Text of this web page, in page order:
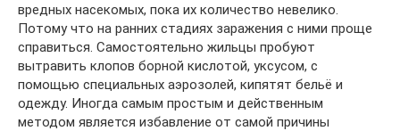
вредных насекомых, пока их количество невелико.
Потому что на ранних стадиях заражения с ними проще
справиться. Самостоятельно жильцы пробуют
вытравить клопов борной кислотой, уксусом, с
помощью специальных аэрозолей, кипятят бельё и
одежду. Иногда самым простым и действенным
методом является избавление от самой причины